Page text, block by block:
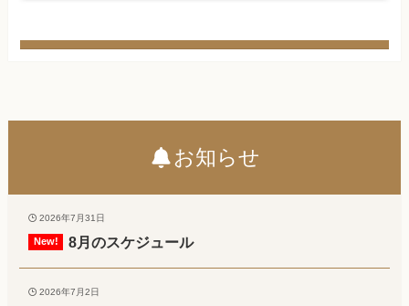
お知らせ
2026年7月31日
8月のスケジュール
2026年7月2日